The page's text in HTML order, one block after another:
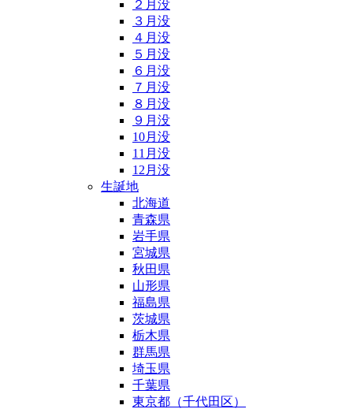
２月没
３月没
４月没
５月没
６月没
７月没
８月没
９月没
10月没
11月没
12月没
生誕地
北海道
青森県
岩手県
宮城県
秋田県
山形県
福島県
茨城県
栃木県
群馬県
埼玉県
千葉県
東京都（千代田区）